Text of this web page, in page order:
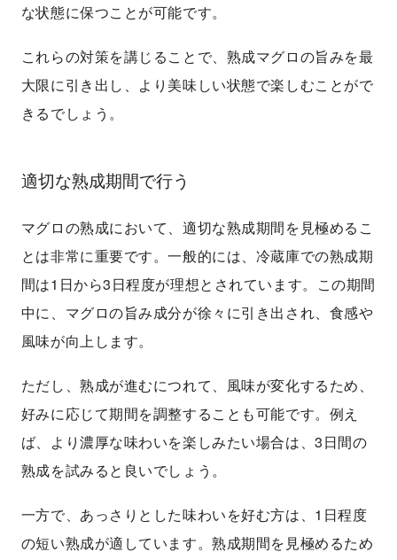
な状態に保つことが可能です。
これらの対策を講じることで、熟成マグロの旨みを最
大限に引き出し、より美味しい状態で楽しむことがで
きるでしょう。
適切な熟成期間で行う
マグロの熟成において、適切な熟成期間を見極めるこ
とは非常に重要です。一般的には、冷蔵庫での熟成期
間は1日から3日程度が理想とされています。この期間
中に、マグロの旨み成分が徐々に引き出され、食感や
風味が向上します。
ただし、熟成が進むにつれて、風味が変化するため、
好みに応じて期間を調整することも可能です。例え
ば、より濃厚な味わいを楽しみたい場合は、3日間の
熟成を試みると良いでしょう。
一方で、あっさりとした味わいを好む方は、1日程度
の短い熟成が適しています。熟成期間を見極めるため